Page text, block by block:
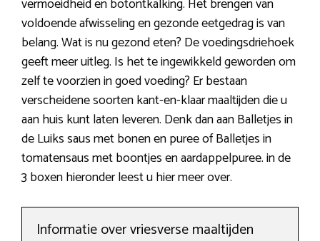
vermoeidheid en botontkalking. Het brengen van
voldoende afwisseling en gezonde eetgedrag is van
belang. Wat is nu gezond eten? De voedingsdriehoek
geeft meer uitleg. Is het te ingewikkeld geworden om
zelf te voorzien in goed voeding? Er bestaan
verscheidene soorten kant-en-klaar maaltijden die u
aan huis kunt laten leveren. Denk dan aan Balletjes in
de Luiks saus met bonen en puree of Balletjes in
tomatensaus met boontjes en aardappelpuree. in de
3 boxen hieronder leest u hier meer over.
Informatie over vriesverse maaltijden